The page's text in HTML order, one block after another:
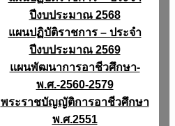
ปีงบประมาณ 2568
แผนปฏิบัติราชการ – ประจำ
ปีงบประมาณ 2569
แผนพัฒนาการอาชีวศึกษา-
พ.ศ.-2560-2579
พระราชบัญญัติการอาชีวศึกษา
พ.ศ.2551